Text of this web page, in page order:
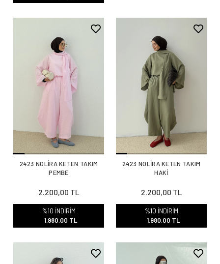
2423 NOLİRA KETEN TAKIM
PEMBE
2.200,00 TL
%10 İNDİRİM
1.980,00 TL
2423 NOLİRA KETEN TAKIM
HAKİ
2.200,00 TL
%10 İNDİRİM
1.980,00 TL